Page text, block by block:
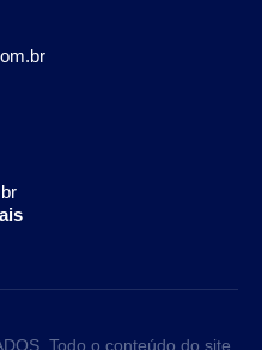
Todo o conteúdo do site,